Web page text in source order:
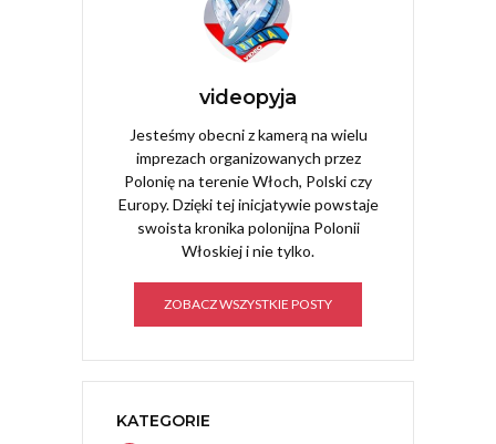
videopyja
Jesteśmy obecni z kamerą na wielu
imprezach organizowanych przez
Polonię na terenie Włoch, Polski czy
Europy. Dzięki tej inicjatywie powstaje
swoista kronika polonijna Polonii
Włoskiej i nie tylko.
ZOBACZ WSZYSTKIE POSTY
KATEGORIE